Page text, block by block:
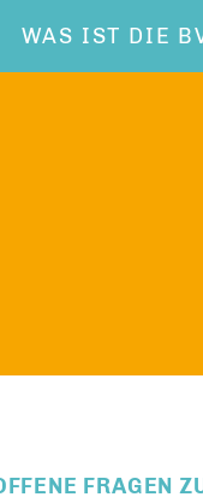
WAS IST DIE
FRAGEN